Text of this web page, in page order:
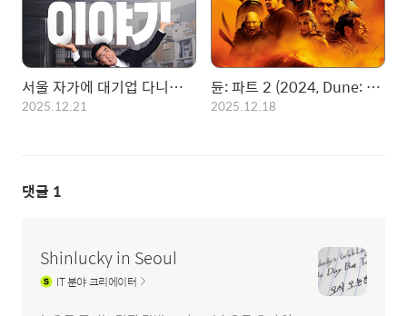
서울 자가에 대기업 다니는 김부장 이야기 (2025, The Dream Life of Mr. Kim)
2025.12.21
듄: 파트 2 (2024, Dune: Part Two)
2025.12.18
댓글 1
Shinlucky in Seoul
IT분야 크리에이터